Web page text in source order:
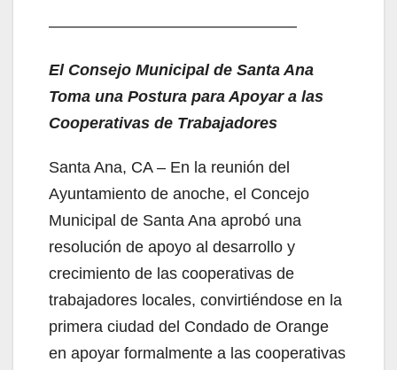
———————————————–
El Consejo Municipal de Santa Ana
Toma una Postura para Apoyar a las
Cooperativas de Trabajadores
Santa Ana, CA – En la reunión del
Ayuntamiento de anoche, el Concejo
Municipal de Santa Ana aprobó una
resolución de apoyo al desarrollo y
crecimiento de las cooperativas de
trabajadores locales, convirtiéndose en la
primera ciudad del Condado de Orange
en apoyar formalmente a las cooperativas